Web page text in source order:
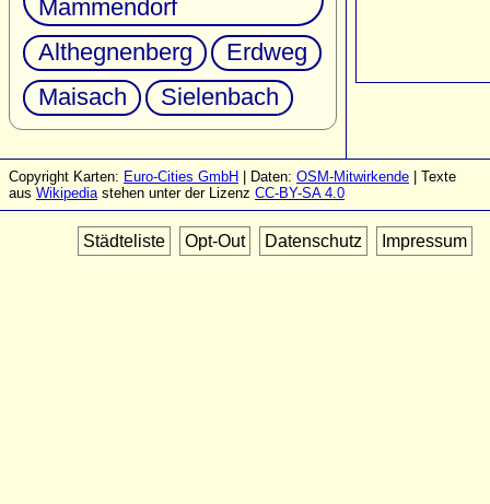
Mammendorf
Althegnenberg
Erdweg
Maisach
Sielenbach
Copyright Karten: Euro-Cities GmbH | Daten: OSM-Mitwirkende | Texte
aus Wikipediastehen unter der Lizenz CC-BY-SA 4.0
Städteliste Opt-Out Datenschutz Impressum